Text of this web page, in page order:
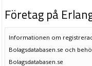
Företag på
Informationen om
Bolagsdatabasen.se och
Bolagsdatabasen.se